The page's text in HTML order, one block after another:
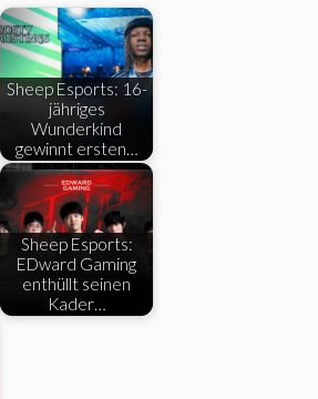
Sheep Esports: 16-
jähriges
Wunderkind
gewinnt ersten…
Sheep Esports:
EDward Gaming
enthüllt seinen
Kader…